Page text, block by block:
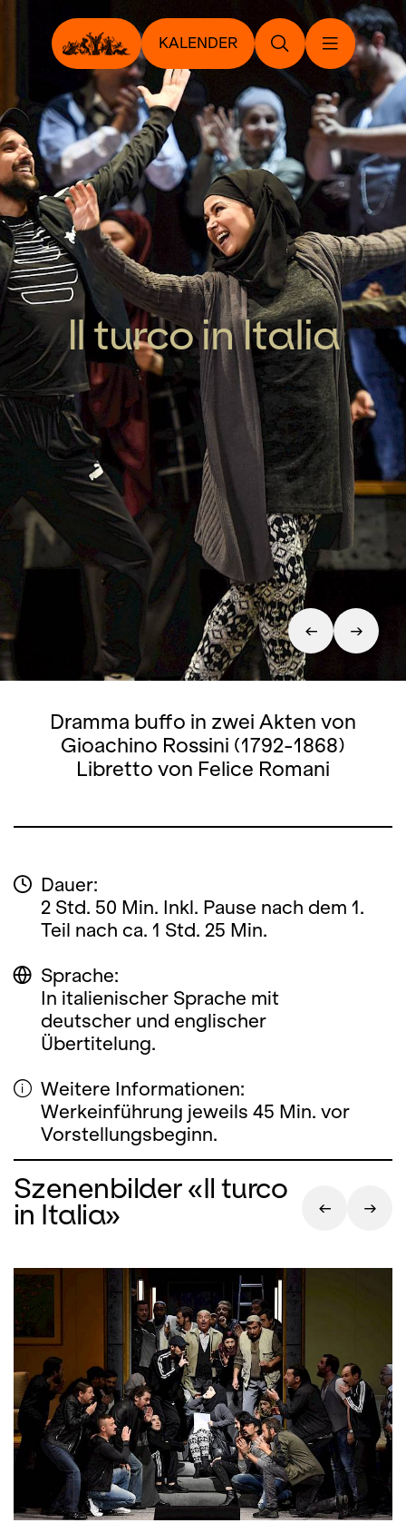
KALENDER
Il turco in Italia
Dramma buffo in zwei Akten von
Gioachino Rossini (1792-1868)
Libretto von Felice Romani
Dauer:
2 Std. 50 Min. Inkl. Pause nach dem 1.
Teil nach ca. 1 Std. 25 Min.
Sprache:
In italienischer Sprache mit
deutscher und englischer
Übertitelung.
Weitere Informationen:
Werkeinführung jeweils 45 Min. vor
Vorstellungsbeginn.
Szenenbilder «Il turco
in Italia»